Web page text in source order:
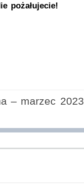
pożałujecie!
– marzec 2023